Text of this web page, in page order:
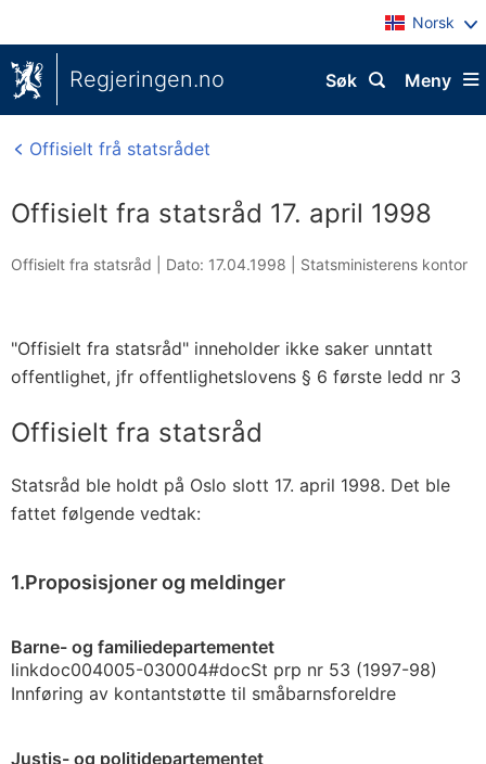
Norsk
Regjeringen.no Meny
Søk
Offisielt frå statsrådet
Offisielt fra statsråd 17. april 1998
Offisielt fra statsråd | Dato: 17.04.1998 Statsministerens kontor
"Offisielt fra statsråd" inneholder ikke saker unntatt
offentlighet, jfr offentlighetslovens § 6 første ledd nr 3
Offisielt fra statsråd
Statsråd ble holdt på Oslo slott 17. april 1998. Det ble
fattet følgende vedtak:
1.Proposisjoner og meldinger
Barne- og familiedepartementet
linkdoc004005-030004#docSt prp nr 53 (1997-98)
Innføring av kontantstøtte til småbarnsforeldre
Justis- og politidepartementet